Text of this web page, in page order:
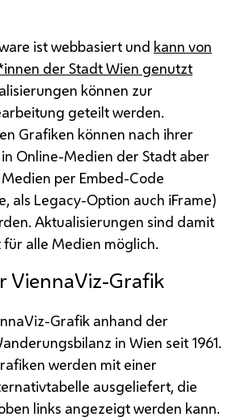
ist webbasiert und kann von
der Stadt Wien genutzt
können zur
geteilt werden.
Grafiken können nach ihrer
Online-Medien der Stadt aber
per Embed-Code
als Legacy-Option auch iFrame)
Aktualisierungen sind damit
alle Medien möglich.
ViennaViz-Grafik
Grafik anhand der
in Wien seit 1961.
werden mit einer
ausgeliefert, die
links angezeigt werden kann.